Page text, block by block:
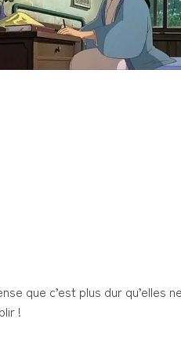
que c’est plus dur qu’elles
!